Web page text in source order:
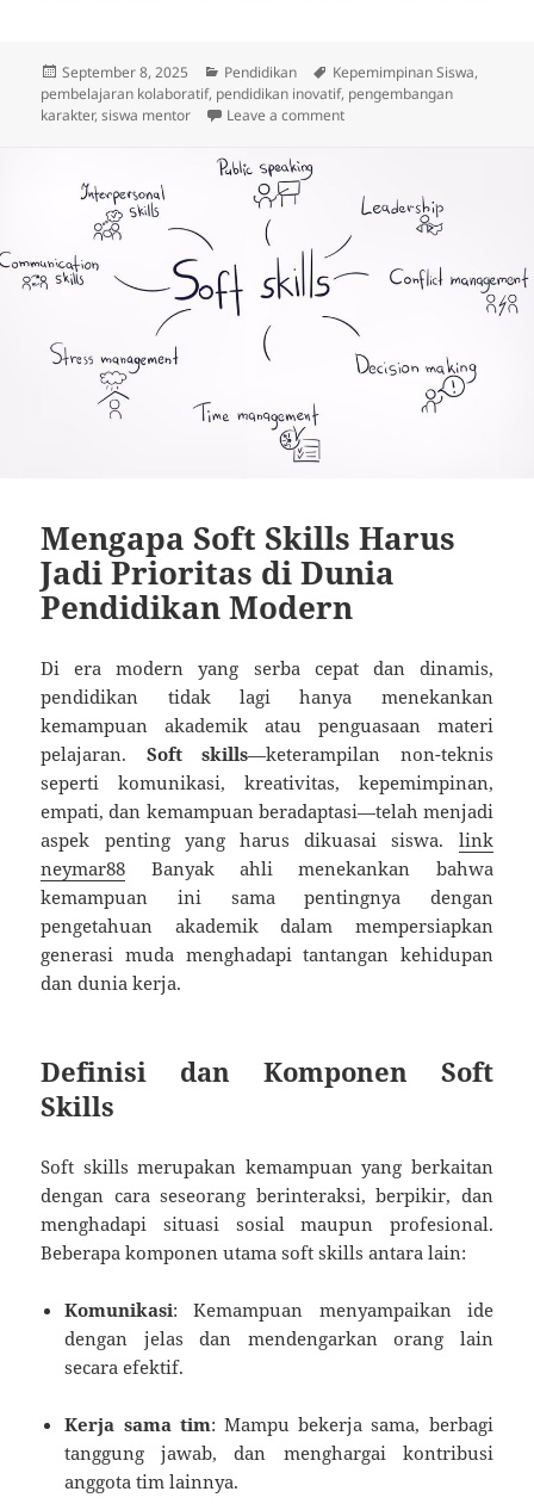
Posted
on
September 8, 2025 Categories
Pendidikan Tags
Kepemimpinan Siswa,
pembelajaran kolaboratif, pendidikan inovatif, pengembangan
karakter,siswa mentor Leave a commenton Program Siswa Mentor:
Mengapa Soft Skills Harus
Jadi Prioritas di Dunia
Pendidikan Modern
Di era modern yang serba cepat dan dinamis,
pendidikan tidak lagi hanya menekankan
kemampuan akademik atau penguasaan materi
pelajaran. Soft skills—keterampilan non-teknis
seperti komunikasi, kreativitas, kepemimpinan,
empati, dan kemampuan beradaptasi—telah menjadi
aspek penting yang harus dikuasai siswa. link
neymar88 Banyak ahli menekankan bahwa
kemampuan ini sama pentingnya dengan
pengetahuan akademik dalam mempersiapkan
generasi muda menghadapi tantangan kehidupan
dan dunia kerja.
Definisi dan Komponen Soft
Skills
Soft skills merupakan kemampuan yang berkaitan
dengan cara seseorang berinteraksi, berpikir, dan
menghadapi situasi sosial maupun profesional.
Beberapa komponen utama soft skills antara lain:
Komunikasi: Kemampuan menyampaikan ide
dengan jelas dan mendengarkan orang lain
secara efektif.
Kerja sama tim: Mampu bekerja sama, berbagi
tanggung jawab, dan menghargai kontribusi
anggota tim lainnya.